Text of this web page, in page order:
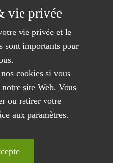
DU LIGN​ERON
52 ou 06 82 94 61 02
sur 2 gîtes avec salle
du bord de mer avec
des données privées
vie privée
vie privée et le
sont importants pour
cookies si vous
site Web. Vous
ou retirer votre
aux paramètres.